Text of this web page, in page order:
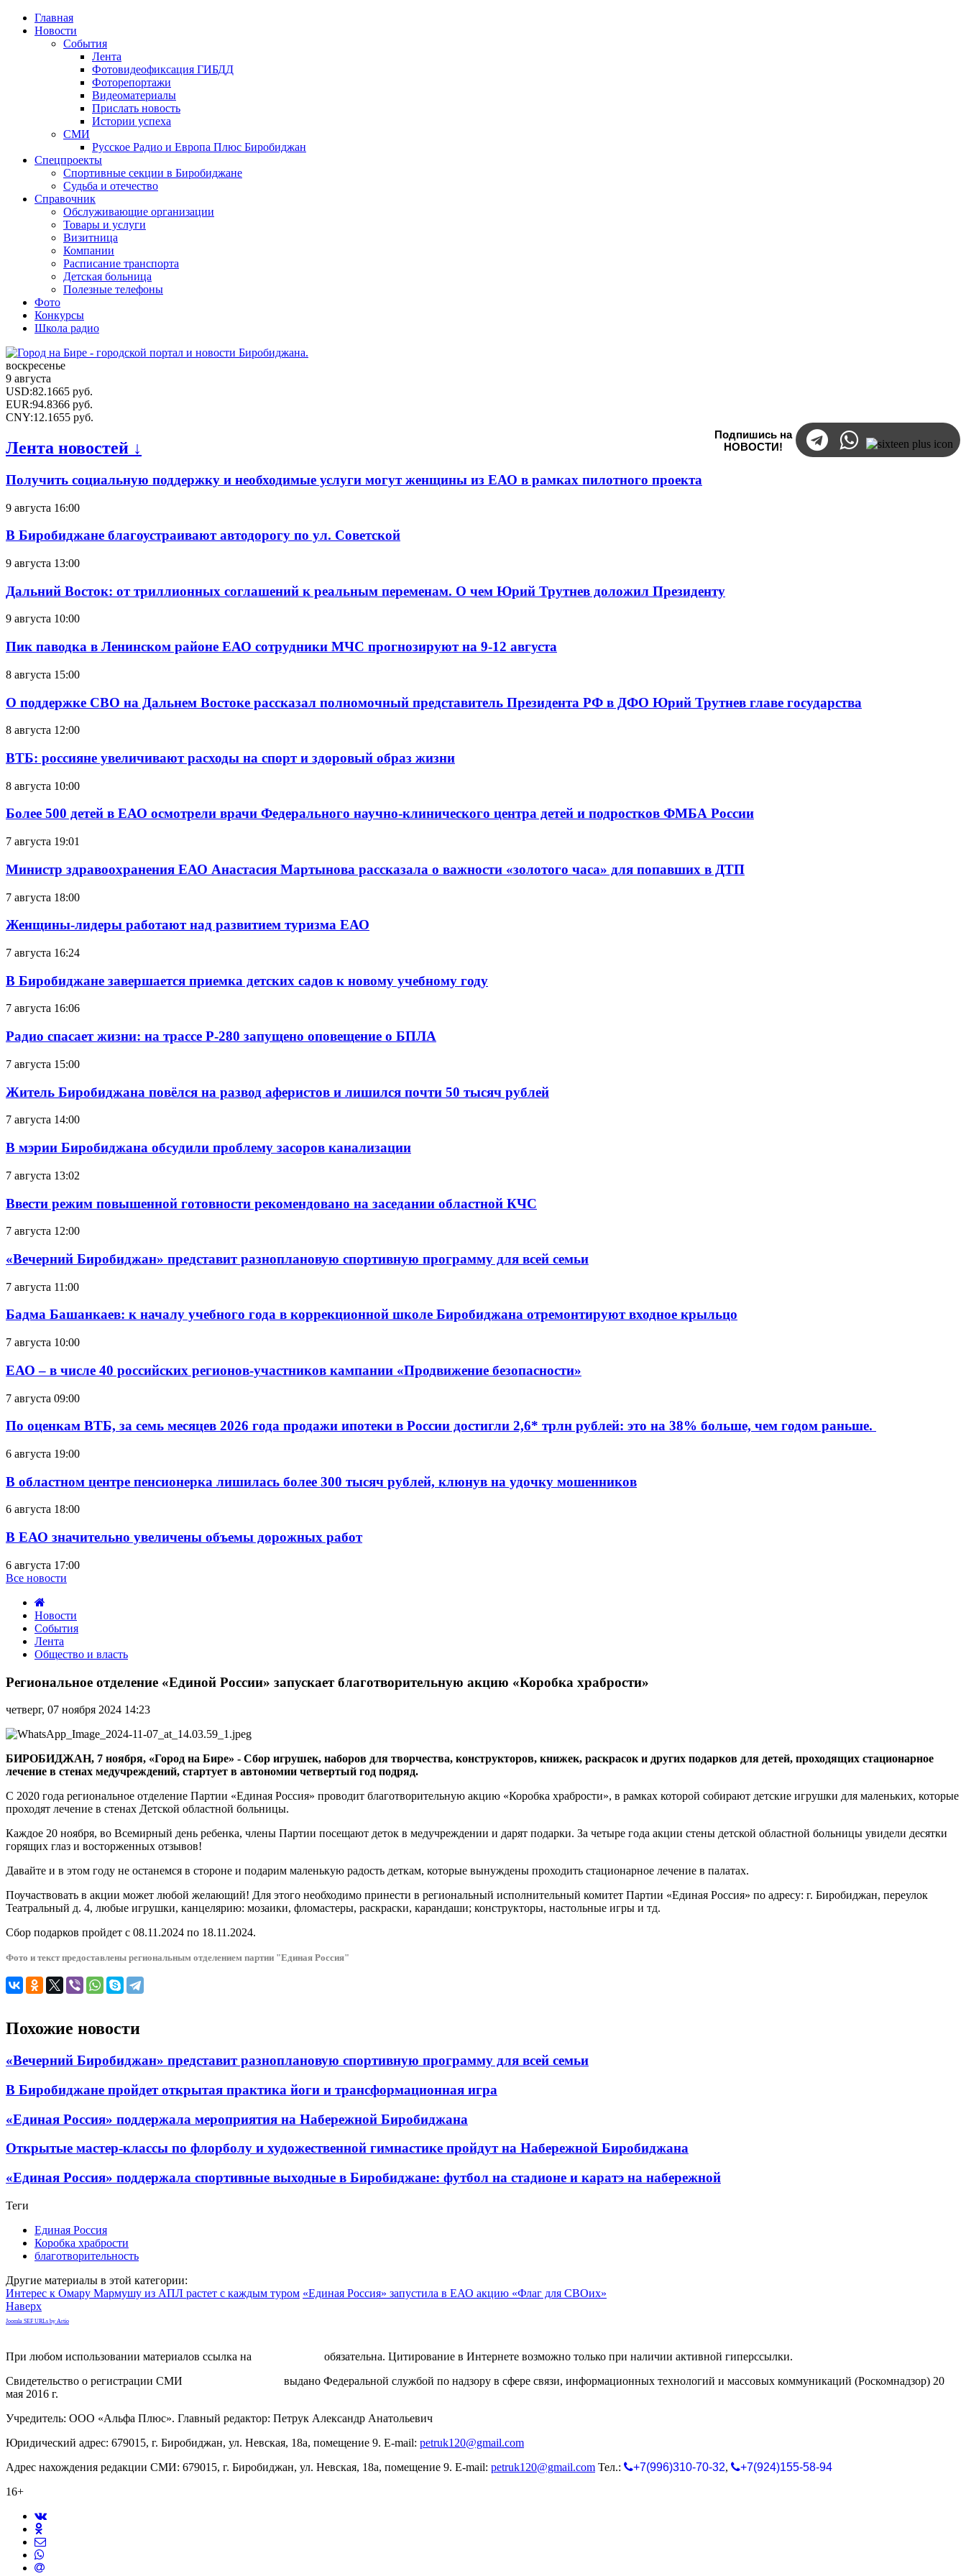
Главная
Новости
События
Лента
Фотовидеофиксация ГИБДД
Фоторепортажи
Видеоматериалы
Прислать новость
Истории успеха
СМИ
Русское Радио и Европа Плюс Биробиджан
Спецпроекты
Спортивные секции в Биробиджане
Судьба и отечество
Справочник
Обслуживающие организации
Товары и услуги
Визитница
Компании
Расписание транспорта
Детская больница
Полезные телефоны
Фото
Конкурсы
Школа радио
воскресенье
9 августа
USD:82.1665 руб.
EUR:94.8366 руб.
CNY:12.1655 руб.
Подпишись на
НОВОСТИ!
Лента новостей ↓
Получить социальную поддержку и необходимые услуги могут женщины из ЕАО в рамках пилотного проекта
9 августа 16:00
В Биробиджане благоустраивают автодорогу по ул. Советской
9 августа 13:00
Дальний Восток: от триллионных соглашений к реальным переменам. О чем Юрий Трутнев доложил Президенту
9 августа 10:00
Пик паводка в Ленинском районе ЕАО сотрудники МЧС прогнозируют на 9-12 августа
8 августа 15:00
О поддержке СВО на Дальнем Востоке рассказал полномочный представитель Президента РФ в ДФО Юрий Трутнев главе государства
8 августа 12:00
ВТБ: россияне увеличивают расходы на спорт и здоровый образ жизни
8 августа 10:00
Более 500 детей в ЕАО осмотрели врачи Федерального научно-клинического центра детей и подростков ФМБА России
7 августа 19:01
Министр здравоохранения ЕАО Анастасия Мартынова рассказала о важности «золотого часа» для попавших в ДТП
7 августа 18:00
Женщины-лидеры работают над развитием туризма ЕАО
7 августа 16:24
В Биробиджане завершается приемка детских садов к новому учебному году
7 августа 16:06
Радио спасает жизни: на трассе Р-280 запущено оповещение о БПЛА
7 августа 15:00
Житель Биробиджана повёлся на развод аферистов и лишился почти 50 тысяч рублей
7 августа 14:00
В мэрии Биробиджана обсудили проблему засоров канализации
7 августа 13:02
Ввести режим повышенной готовности рекомендовано на заседании областной КЧС
7 августа 12:00
«Вечерний Биробиджан» представит разноплановую спортивную программу для всей семьи
7 августа 11:00
Бадма Башанкаев: к началу учебного года в коррекционной школе Биробиджана отремонтируют входное крыльцо
7 августа 10:00
ЕАО – в числе 40 российских регионов-участников кампании «Продвижение безопасности»
7 августа 09:00
По оценкам ВТБ, за семь месяцев 2026 года продажи ипотеки в России достигли 2,6* трлн рублей: это на 38% больше, чем годом раньше.
6 августа 19:00
В областном центре пенсионерка лишилась более 300 тысяч рублей, клюнув на удочку мошенников
6 августа 18:00
В ЕАО значительно увеличены объемы дорожных работ
6 августа 17:00
Все новости
Новости
События
Лента
Общество и власть
отделение
России»
запускает
благотворительную
акцию
«Коробка
храбрости»
Региональное отделение «Единой России» запускает благотворительную акцию «Коробка храбрости»
четверг, 07 ноября 2024 14:23
БИРОБИДЖАН, 7 ноября, «Город на Бире» - Сбор игрушек, наборов для творчества, конструкторов, книжек, раскрасок и других подарков для детей, проходящих стационарное
лечение в стенах медучреждений, стартует в автономии четвертый год подряд.
С 2020 года региональное отделение Партии «Единая Россия» проводит благотворительную акцию «Коробка храбрости», в рамках которой собирают детские игрушки для маленьких, которые
проходят лечение в стенах Детской областной больницы.
Каждое 20 ноября, во Всемирный день ребенка, члены Партии посещают деток в медучреждении и дарят подарки. За четыре года акции стены детской областной больницы увидели десятки
горящих глаз и восторженных отзывов!
Давайте и в этом году не останемся в стороне и подарим маленькую радость деткам, которые вынуждены проходить стационарное лечение в палатах.
Поучаствовать в акции может любой желающий! Для этого необходимо принести в региональный исполнительный комитет Партии «Единая Россия» по адресу: г. Биробиджан, переулок
Театральный д. 4, любые игрушки, канцелярию: мозаики, фломастеры, раскраски, карандаши; конструкторы, настольные игры и тд.
Сбор подарков пройдет с 08.11.2024 по 18.11.2024.
Фото и текст предоставлены региональным отделением партии "Единая Россия"
Похожие новости
«Вечерний Биробиджан» представит разноплановую спортивную программу для всей семьи
В Биробиджане пройдет открытая практика йоги и трансформационная игра
«Единая Россия» поддержала мероприятия на Набережной Биробиджана
Открытые мастер-классы по флорболу и художественной гимнастике пройдут на Набережной Биробиджана
«Единая Россия» поддержала спортивные выходные в Биробиджане: футбол на стадионе и каратэ на набережной
Теги
Единая Россия
Коробка храбрости
благотворительность
Другие материалы в этой категории:
Интерес к Омару Мармушу из АПЛ растет с каждым туром «Единая Россия» запустила в ЕАО акцию «Флаг для СВОих»
Наверх
Joomla SEF URLs by Artio
При любом использовании материалов ссылка на
обязательна. Цитирование в Интернете возможно только при наличии активной гиперссылки.
Свидетельство о регистрации СМИ
выдано Федеральной службой по надзору в сфере связи, информационных технологий и массовых коммуникаций (Роскомнадзор) 20
мая 2016 г.
Учредитель: ООО «Альфа Плюс». Главный редактор: Петрук Александр Анатольевич
Юридический адрес: 679015, г. Биробиджан, ул. Невская, 18а, помещение 9. E-mail: petruk120@gmail.com
Адрес нахождения редакции СМИ: 679015, г. Биробиджан, ул. Невская, 18а, помещение 9. E-mail: petruk120@gmail.com Тел.: +7(996)310-70-32,
+7(924)155-58-94
16+